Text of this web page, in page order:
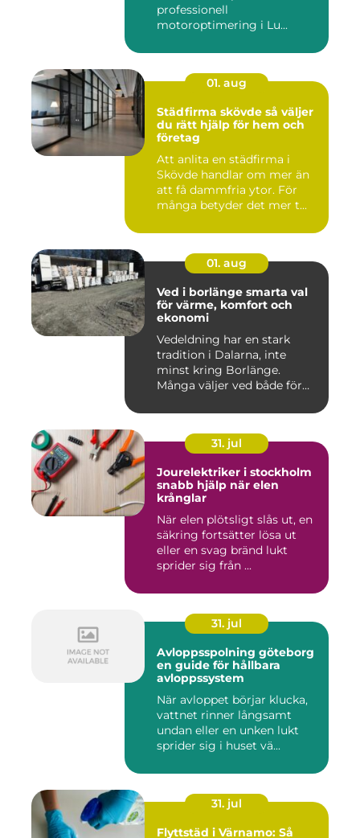
professionell
motoroptimering i Lu...
01. aug
Städfirma skövde så väljer
du rätt hjälp för hem och
företag
Att anlita en städfirma i
Skövde handlar om mer än
att få dammfria ytor. För
många betyder det mer t...
01. aug
Ved i borlänge smarta val
för värme, komfort och
ekonomi
Vedeldning har en stark
tradition i Dalarna, inte
minst kring Borlänge.
Många väljer ved både för
31. jul
Jourelektriker i stockholm
snabb hjälp när elen
krånglar
När elen plötsligt slås ut, en
säkring fortsätter lösa ut
eller en svag bränd lukt
sprider sig från ...
31. jul
Avloppsspolning göteborg
en guide för hållbara
avloppssystem
När avloppet börjar klucka,
vattnet rinner långsamt
undan eller en unken lukt
sprider sig i huset vä...
31. jul
Flyttstäd i Värnamo: Så